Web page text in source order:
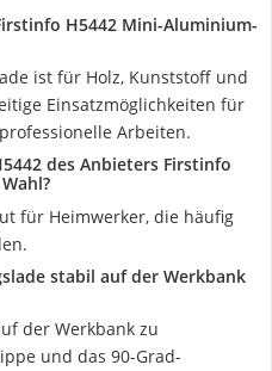
H5442 Mini-Aluminium-
ist für Holz, Kunststoff und
Einsatzmöglichkeiten für
Arbeiten.
des Anbieters Firstinfo
für Heimwerker, die häufig
stabil auf der Werkbank
der Werkbank zu
und das 90-Grad-